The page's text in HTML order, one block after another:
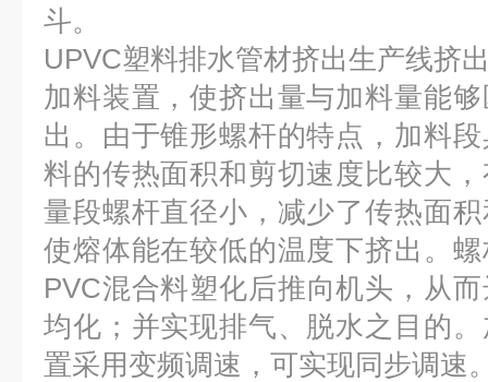
斗。
UPVC塑料排水管材挤出生产线挤
加料装置，使挤出量与加料量能
出。由于锥形螺杆的特点，加料
料的传热面积和剪切速度比较大
量段螺杆直径小，减少了传热面
使熔体能在较低的温度下挤出。
PVC混合料塑化后推向机头，从
均化；并实现排气、脱水之目的
置采用变频调速，可实现同步调速